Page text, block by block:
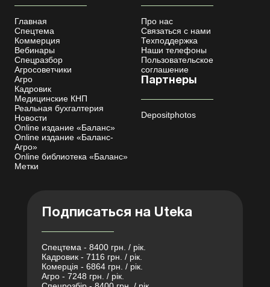
Главная
Спецтема
Коммерция
Вебинары
Спецразбор
Агросоветчики
Агро
Кадровик
Медицинские КНП
Реальная бухгалтерия
Новости
Online издание «Баланс»
Online издание «Баланс-
Агро»
Online библиотека «Баланс»
Метки
Про нас
Связаться с нами
Техподдержка
Наши телефоны
Пользовательское
соглашение
Партнеры
Depositphotos
Подписаться на Uteka
Спецтема - 8400 грн. / рік.
Кадровик - 7116 грн. / рік.
Комерція - 6864 грн. / рік.
Агро - 7248 грн. / рік.